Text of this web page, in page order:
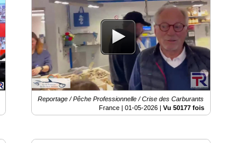
Reportage / Pêche Professionnelle / Crise des Carburants
France |01-05-2026 |Vu 50177 fois